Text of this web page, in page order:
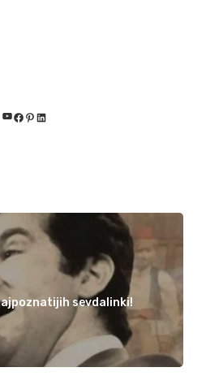
YouTube
Facebook
Pinterest
LinkedIn
sevdalinki!